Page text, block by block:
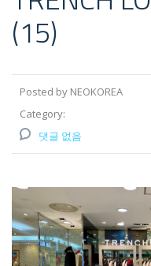
(15)
Posted by NEOKOREA
Category:
댓글 없음